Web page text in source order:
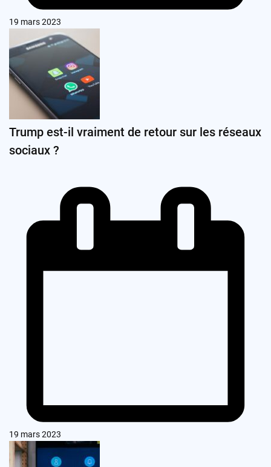
19 mars 2023
Trump est-il vraiment de retour sur les réseaux
sociaux ?
19 mars 2023